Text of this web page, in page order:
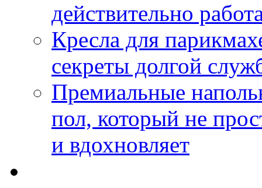
действительно
Кресла для
секреты долгой
Премиальные
пол, который не
и вдохновляет